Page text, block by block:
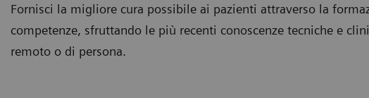
Fornisci la migliore cura possibile ai pazienti attraverso la
competenze, sfruttando le più recenti conoscenze tecniche e
remoto o di persona.